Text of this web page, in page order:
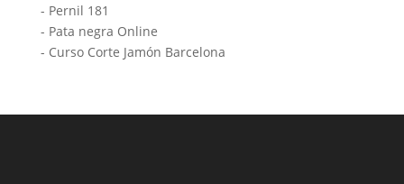
- Pernil 181
- Pata negra Online
- Curso Corte Jamón Barcelona